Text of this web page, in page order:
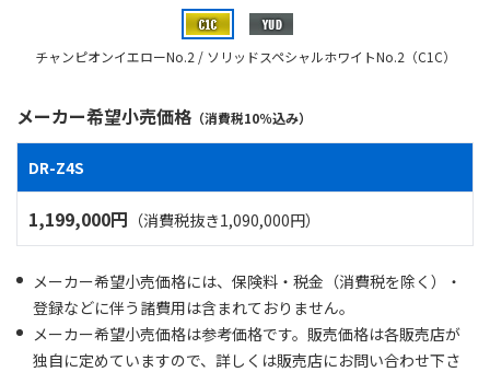
チャンピオンイエローNo.2 / ソリッドスペシャルホワイトNo.2（C1C）
メーカー希望小売価格 （消費税10％込み）
DR-Z4S
1,199,000円 （消費税抜き1,090,000円）
メーカー希望小売価格には、保険料・税金（消費税を除く）・
登録などに伴う諸費用は含まれておりません。
メーカー希望小売価格は参考価格です。販売価格は各販売店が
独自に定めていますので、詳しくは販売店にお問い合わせ下さ